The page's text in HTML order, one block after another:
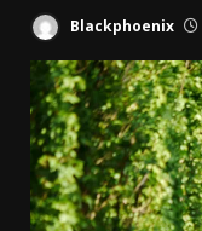
Blackphoenix